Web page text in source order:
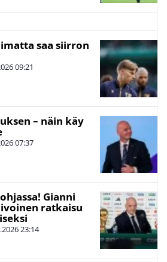
saa siirron
09:21
– näin käy
07:37
Gianni
ratkaisu
23:14